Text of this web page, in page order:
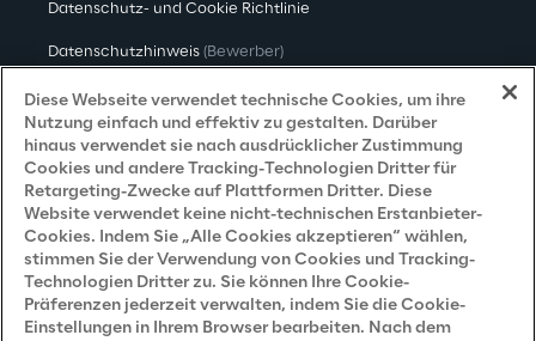
Datenschutz- und Cookie Richtlinie
Datenschutzhinweis (Bewerber)
Datenschutzhinweis(Kunden)
Datenschutzhinweis (Dienstleister)
Datenschutzhinweis (Marketing)
Accessibility Statement
Diese Webseite verwendet technische Cookies, um ihre
Nutzung einfach und effektiv zu gestalten. Darüber
hinaus verwendet sie nach ausdrücklicher Zustimmung
Cookies und andere Tracking-Technologien Dritter für
Retargeting-Zwecke auf Plattformen Dritter. Diese
Website verwendet keine nicht-technischen Erstanbieter-
Cookies. Indem Sie „Alle Cookies akzeptieren“ wählen,
stimmen Sie der Verwendung von Cookies und Tracking-
Technologien Dritter zu. Sie können Ihre Cookie-
Präferenzen jederzeit verwalten, indem Sie die Cookie-
Einstellungen in Ihrem Browser bearbeiten. Nach dem